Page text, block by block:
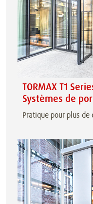
TORMAX T1
Systèmes de
Pratique pour plus de